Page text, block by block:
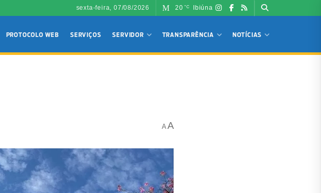
sexta-feira, 07/08/2026 20 °C Ibiúna
PROTOCOLO WEB SERVIÇOS SERVIDOR TRANSPARÊNCIA NOTÍCIAS
A A